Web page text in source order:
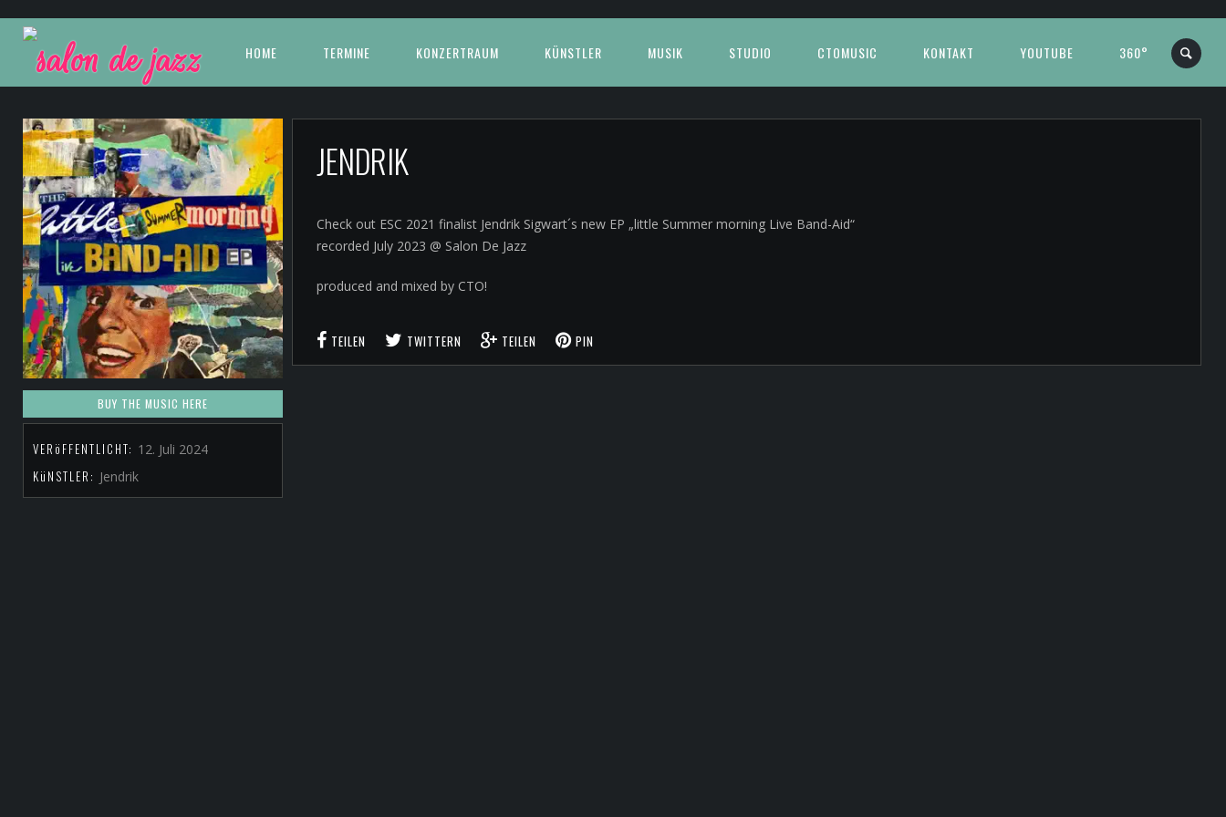
HOME TERMINE KONZERTRAUM KÜNSTLER MUSIK STUDIO CTOMUSIC KONTAKT YOUTUBE 360°
BUY THE MUSIC HERE
VERöFFENTLICHT: 12. Juli 2024
KüNSTLER: Jendrik
JENDRIK
Check out ESC 2021 finalist Jendrik Sigwart´s new EP „little Summer morning Live Band-Aid“
recorded July 2023 @ Salon De Jazz
produced and mixed by CTO!
TEILEN TWITTERN TEILEN PIN